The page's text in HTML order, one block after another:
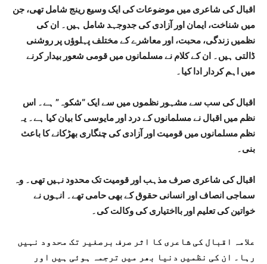
اقبال کی شاعری میں موضوعات کی ایک وسیع رینج شامل تھی، جن
میں شناخت، ایمان اور آزادی کی جدوجہد شامل ہیں۔ ان کی
نظمیں زندگی، محبت، اور معاشرے کے مختلف پہلوؤں پر روشنی
ڈالتی ہیں۔ ان کے کلام نے مسلمانوں میں قومی شعور بیدار کرنے
میں اہم کردار ادا کیا۔
اقبال کی سب سے مشہور نظموں میں سے ایک “شکوہ” ہے۔ اس
نظم میں اقبال نے مسلمانوں کے درد اور مایوسی کا بیان کیا ہے۔ یہ
نظم مسلمانوں میں قومیت اور آزادی کی چنگاری بھڑکانے کا باعث
بنی۔
اقبال کی شاعری صرف مذہب اور قومیت تک محدود نہیں تھی۔ وہ
سماجی انصاف اور انسانی حقوق کے بھی حامی تھے۔ انہوں نے
خواتین کی تعلیم اور بااختیاری کی وکالت کی۔
علامہ اقبال کی شاعری کا اثر صرف برصغیر تک محدود نہیں
رہا۔ ان کی نظمیں دنیا بھر میں ترجمہ ہوئی ہیں اور